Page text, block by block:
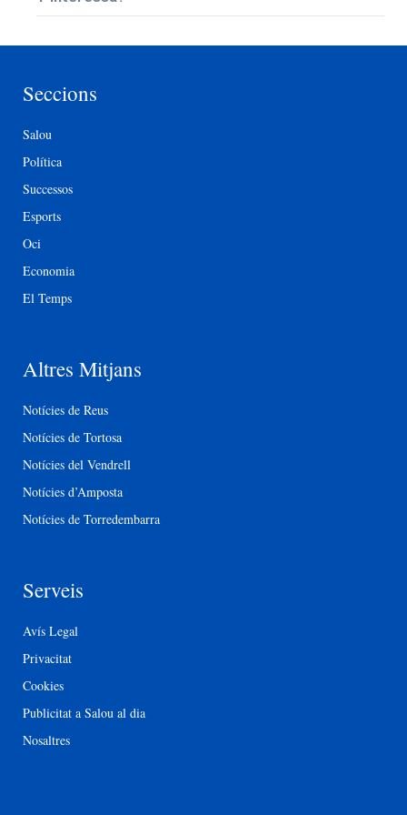
Seccions
Salou
Política
Successos
Esports
Oci
Economia
El Temps
Altres Mitjans
Notícies de Reus
Notícies de Tortosa
Notícies del Vendrell
Notícies d’Amposta
Notícies de Torredembarra
Serveis
Avís Legal
Privacitat
Cookies
Publicitat a Salou al dia
Nosaltres